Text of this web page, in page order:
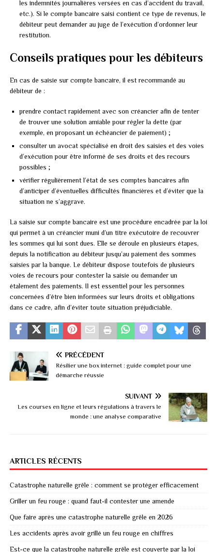
les indemnités journalières versées en cas d’accident du travail,
etc.). Si le compte bancaire saisi contient ce type de revenus, le
débiteur peut demander au juge de l’exécution d’ordonner leur
restitution.
Conseils pratiques pour les débiteurs
En cas de saisie sur compte bancaire, il est recommandé au
débiteur de :
prendre contact rapidement avec son créancier afin de tenter
de trouver une solution amiable pour régler la dette (par
exemple, en proposant un échéancier de paiement) ;
consulter un avocat spécialisé en droit des saisies et des voies
d’exécution pour être informé de ses droits et des recours
possibles ;
vérifier régulièrement l’état de ses comptes bancaires afin
d’anticiper d’éventuelles difficultés financières et d’éviter que la
situation ne s’aggrave.
La saisie sur compte bancaire est une procédure encadrée par la loi
qui permet à un créancier muni d’un titre exécutoire de recouvrer
les sommes qui lui sont dues. Elle se déroule en plusieurs étapes,
depuis la notification au débiteur jusqu’au paiement des sommes
saisies par la banque. Le débiteur dispose toutefois de plusieurs
voies de recours pour contester la saisie ou demander un
étalement des paiements. Il est essentiel pour les personnes
concernées d’être bien informées sur leurs droits et obligations
dans ce cadre, afin d’éviter toute situation préjudiciable.
PRÉCÉDENT
Résilier une box internet : guide complet pour une
démarche réussie
SUIVANT
Les courses en ligne et leurs régulations à travers le
monde : une analyse comparative
ARTICLES RÉCENTS
Catastrophe naturelle grêle : comment se protéger efficacement
Griller un feu rouge : quand faut-il contester une amende
Que faire après une catastrophe naturelle grêle en 2026
Les accidents après avoir grillé un feu rouge en chiffres
Est-ce que la catastrophe naturelle grêle est couverte par la loi